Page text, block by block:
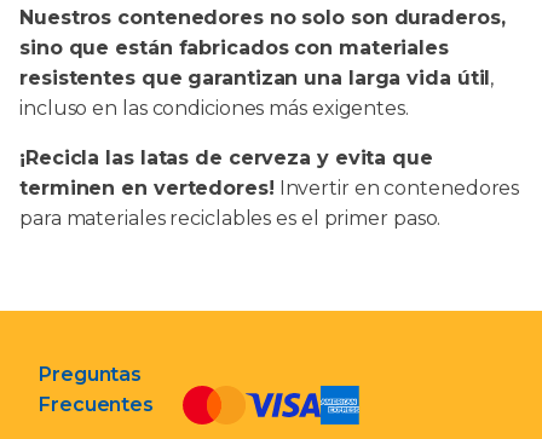
Nuestros contenedores no solo son duraderos,
sino que están fabricados con materiales
resistentes que garantizan una larga vida útil,
incluso en las condiciones más exigentes.
¡Recicla las latas de cerveza y evita que
terminen en vertedores! Invertir en contenedores
para materiales reciclables es el primer paso.
Preguntas
Frecuentes